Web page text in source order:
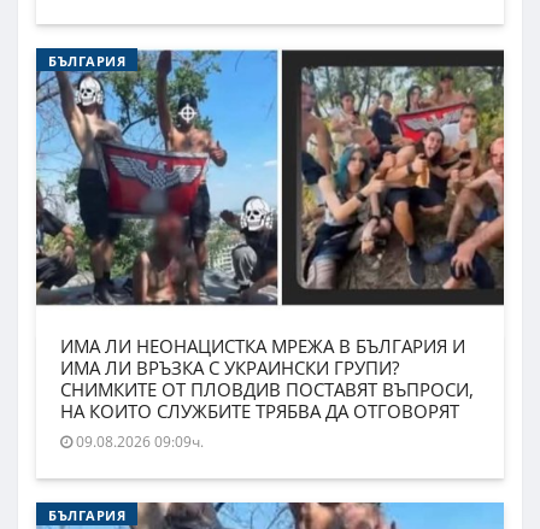
БЪЛГАРИЯ
ИМА ЛИ НЕОНАЦИСТКА МРЕЖА В БЪЛГАРИЯ И
ИМА ЛИ ВРЪЗКА С УКРАИНСКИ ГРУПИ?
СНИМКИТЕ ОТ ПЛОВДИВ ПОСТАВЯТ ВЪПРОСИ,
НА КОИТО СЛУЖБИТЕ ТРЯБВА ДА ОТГОВОРЯТ
09.08.2026 09:09ч.
БЪЛГАРИЯ